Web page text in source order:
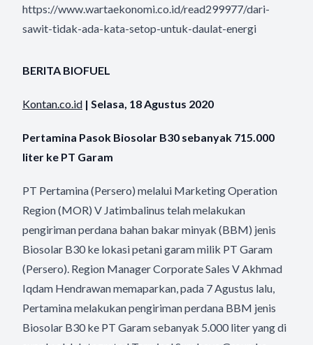
https://www.wartaekonomi.co.id/read299977/dari-
sawit-tidak-ada-kata-setop-untuk-daulat-energi
BERITA BIOFUEL
Kontan.co.id | Selasa, 18 Agustus 2020
Pertamina Pasok Biosolar B30 sebanyak 715.000
liter ke PT Garam
PT Pertamina (Persero) melalui Marketing Operation
Region (MOR) V Jatimbalinus telah melakukan
pengiriman perdana bahan bakar minyak (BBM) jenis
Biosolar B30 ke lokasi petani garam milik PT Garam
(Persero). Region Manager Corporate Sales V Akhmad
Iqdam Hendrawan memaparkan, pada 7 Agustus lalu,
Pertamina melakukan pengiriman perdana BBM jenis
Biosolar B30 ke PT Garam sebanyak 5.000 liter yang di